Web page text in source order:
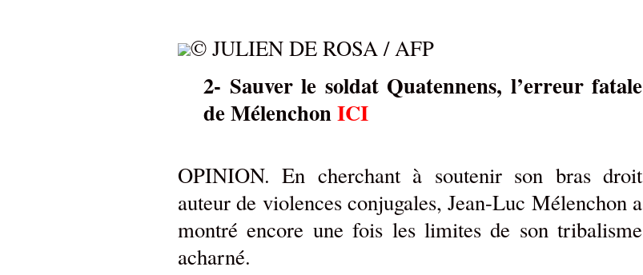
© JULIEN DE ROSA / AFP
2- Sauver le soldat Quatennens, l’erreur fatale
de MélenchonICI
OPINION. En cherchant à soutenir son bras droit
auteur de violences conjugales, Jean-Luc Mélenchon a
montré encore une fois les limites de son tribalisme
acharné.